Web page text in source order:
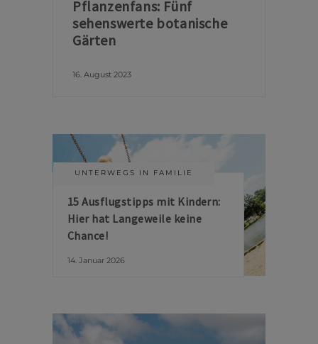
Pflanzenfans: Fünf
sehenswerte botanische
Gärten
16. August 2023
UNTERWEGS IN FAMILIE
15 Ausflugstipps mit Kindern:
Hier hat Langeweile keine
Chance!
14. Januar 2026